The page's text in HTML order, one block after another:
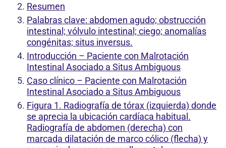
Resumen
Palabras clave: abdomen agudo; obstrucción
intestinal; vólvulo intestinal; ciego; anomalías
congénitas; situs inversus.
Introducción – Paciente con Malrotación
Intestinal Asociado a Situs Ambiguous
Caso clínico – Paciente con Malrotación
Intestinal Asociado a Situs Ambiguous
Figura 1. Radiografía de tórax (izquierda) donde
se aprecia la ubicación cardíaca habitual.
Radiografía de abdomen (derecha) con
marcada dilatación de marco cólico (flecha) y